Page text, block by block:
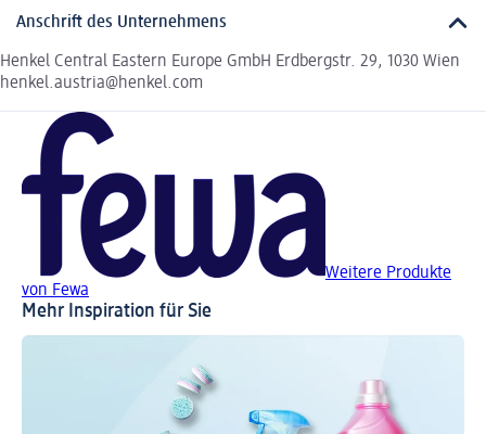
Anschrift des Unternehmens
Henkel Central Eastern Europe GmbH Erdbergstr. 29, 1030 Wien
henkel.austria@henkel.com
Weitere Produkte
von Fewa
Mehr Inspiration für Sie